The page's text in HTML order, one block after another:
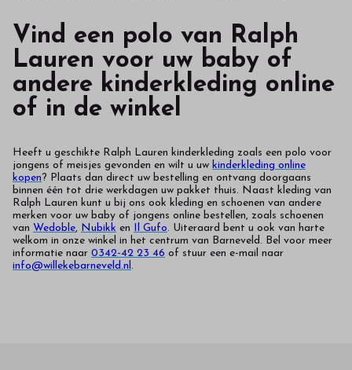
Vind een polo van Ralph
Lauren voor uw baby of
andere kinderkleding online
of in de winkel
Heeft u geschikte Ralph Lauren kinderkleding zoals een polo voor
jongens of meisjes gevonden en wilt u uw kinderkleding online
kopen? Plaats dan direct uw bestelling en ontvang doorgaans
binnen één tot drie werkdagen uw pakket thuis. Naast kleding van
Ralph Lauren kunt u bij ons ook kleding en schoenen van andere
merken voor uw baby of jongens online bestellen, zoals schoenen
van Wedoble, Nubikk en Il Gufo. Uiteraard bent u ook van harte
welkom in onze winkel in het centrum van Barneveld. Bel voor meer
informatie naar 0342-42 23 46 of stuur een e-mail naar
info@willekebarneveld.nl .